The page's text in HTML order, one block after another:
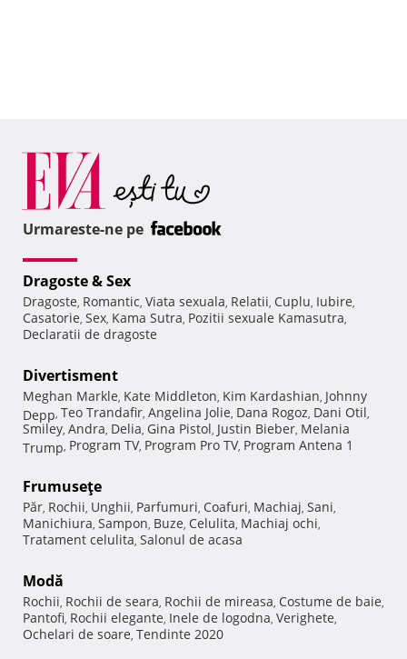
Urmareste-ne pe
Dragoste & Sex
Dragoste, Romantic, Viata sexuala, Relatii, Cuplu, Iubire,
Casatorie, Sex, Kama Sutra, Pozitii sexuale Kamasutra,
Declaratii de dragoste
Divertisment
Meghan Markle, Kate Middleton, Kim Kardashian, Johnny
Depp, Teo Trandafir, Angelina Jolie, Dana Rogoz, Dani Otil,
Smiley, Andra, Delia, Gina Pistol, Justin Bieber, Melania
Trump, Program TV, Program Pro TV, Program Antena 1
Frumuseţe
Păr, Rochii, Unghii, Parfumuri, Coafuri, Machiaj, Sani,
Manichiura, Sampon, Buze, Celulita, Machiaj ochi,
Tratament celulita, Salonul de acasa
Modă
Rochii, Rochii de seara, Rochii de mireasa, Costume de baie,
Pantofi, Rochii elegante, Inele de logodna, Verighete,
Ochelari de soare, Tendinte 2020